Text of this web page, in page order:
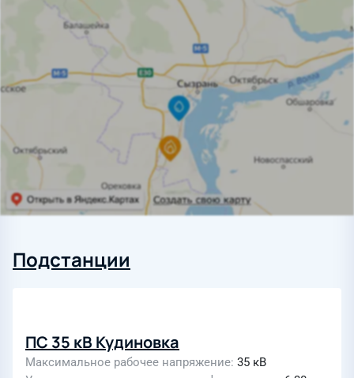
Подстанции
ПС 35 кВ Кудиновка
Максимальное рабочее напряжение 35 кВ